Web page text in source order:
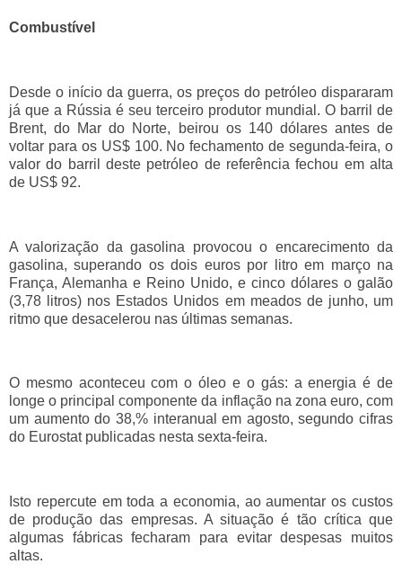
Combustível
Desde o início da guerra, os preços do petróleo dispararam
já que a Rússia é seu terceiro produtor mundial. O barril de
Brent, do Mar do Norte, beirou os 140 dólares antes de
voltar para os US$ 100. No fechamento de segunda-feira, o
valor do barril deste petróleo de referência fechou em alta
de US$ 92.
A valorização da gasolina provocou o encarecimento da
gasolina, superando os dois euros por litro em março na
França, Alemanha e Reino Unido, e cinco dólares o galão
(3,78 litros) nos Estados Unidos em meados de junho, um
ritmo que desacelerou nas últimas semanas.
O mesmo aconteceu com o óleo e o gás: a energia é de
longe o principal componente da inflação na zona euro, com
um aumento do 38,% interanual em agosto, segundo cifras
do Eurostat publicadas nesta sexta-feira.
Isto repercute em toda a economia, ao aumentar os custos
de produção das empresas. A situação é tão crítica que
algumas fábricas fecharam para evitar despesas muitos
altas.